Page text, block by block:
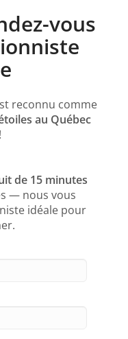
vous
reconnu comme
au Québec
!
de 15 minutes
— nous vous
idéale pour